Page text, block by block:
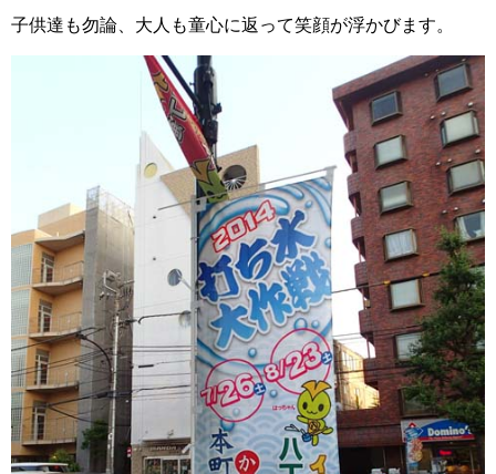
子供達も勿論、大人も童心に返って笑顔が浮かびます。